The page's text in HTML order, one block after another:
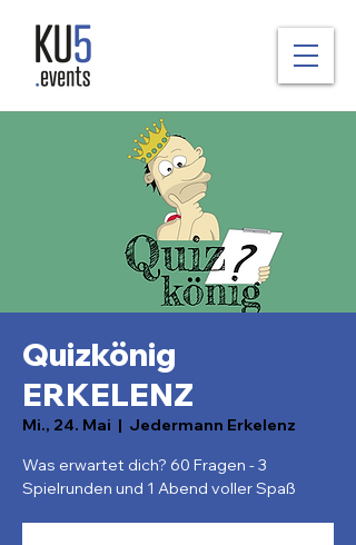
Quizkönig
ERKELENZ
Mi., 24. Mai
  |
Jedermann Erkelenz
Was erwartet dich? 60 Fragen - 3
Spielrunden und 1 Abend voller Spaß